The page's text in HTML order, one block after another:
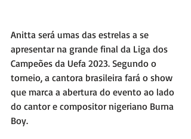
Anitta será umas das estrelas a se
apresentar na grande final da Liga dos
Campeões da Uefa 2023. Segundo o
torneio, a cantora brasileira fará o show
que marca a abertura do evento ao lado
do cantor e compositor nigeriano Burna
Boy.